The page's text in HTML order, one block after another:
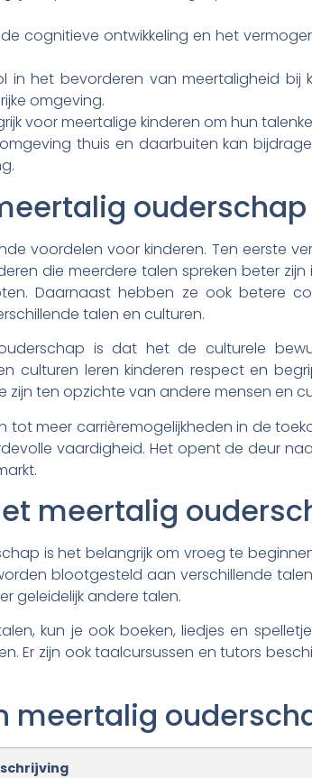
cognitieve ontwikkeling en het
in het bevorderen van meertaligheid bij
omgeving.
voor meertalige kinderen om hun
thuis en daarbuiten kan
ouderschap
voordelen voor kinderen. Ten eerste
die meerdere talen spreken beter
Daarnaast hebben ze ook betere
talen en culturen.
is dat het de culturele
culturen leren kinderen respect en
ten opzichte van andere mensen en
tot meer carrièremogelijkheden in de
vaardigheid. Het opent de deur
meertalig
is het belangrijk om vroeg te
blootgesteld aan verschillende
geleidelijk andere talen.
kun je ook boeken, liedjes en
Er zijn ook taalcursussen en tutors
meertalig